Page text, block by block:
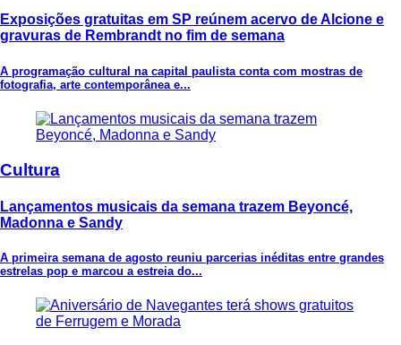
Exposições gratuitas em SP reúnem acervo de Alcione e
gravuras de Rembrandt no fim de semana
A programação cultural na capital paulista conta com mostras de
fotografia, arte contemporânea e...
Cultura
Lançamentos musicais da semana trazem Beyoncé,
Madonna e Sandy
A primeira semana de agosto reuniu parcerias inéditas entre grandes
estrelas pop e marcou a estreia do...